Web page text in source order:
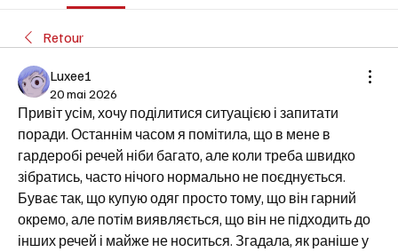
Retour
Luxee1
20 mai 2026
Привіт усім, хочу поділитися ситуацією і запитати
поради. Останнім часом я помітила, що в мене в
гардеробі речей ніби багато, але коли треба швидко
зібратись, часто нічого нормально не поєднується.
Буває так, що купую одяг просто тому, що він гарний
окремо, але потім виявляється, що він не підходить до
інших речей і майже не носиться. Згадала, як раніше у